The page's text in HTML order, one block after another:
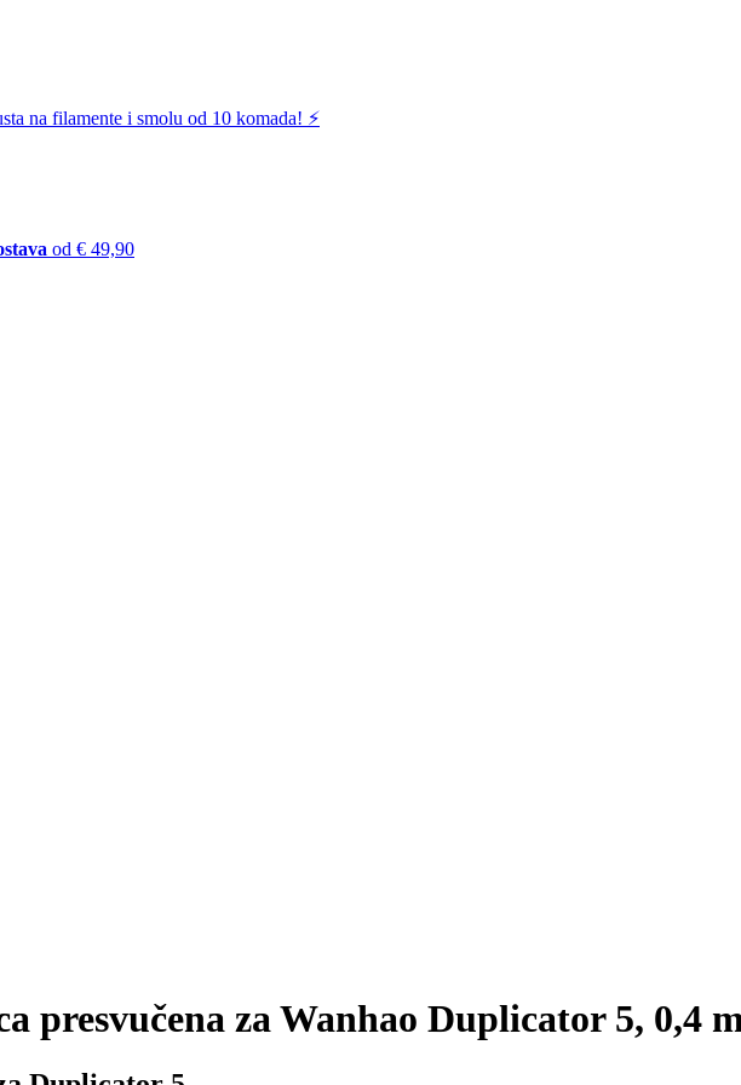
na filamente i smolu od 10 komada! ⚡️
od € 49,90
presvučena za Wanhao Duplicator 5, 0,4